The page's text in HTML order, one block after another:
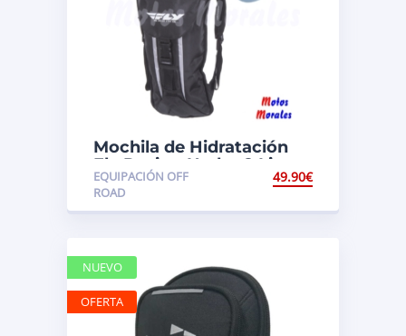
Mochila de Hidratación
Fly Racing Hydro 2 Litros
EQUIPACIÓN OFF
ROAD
49.90€
NUEVO
OFERTA